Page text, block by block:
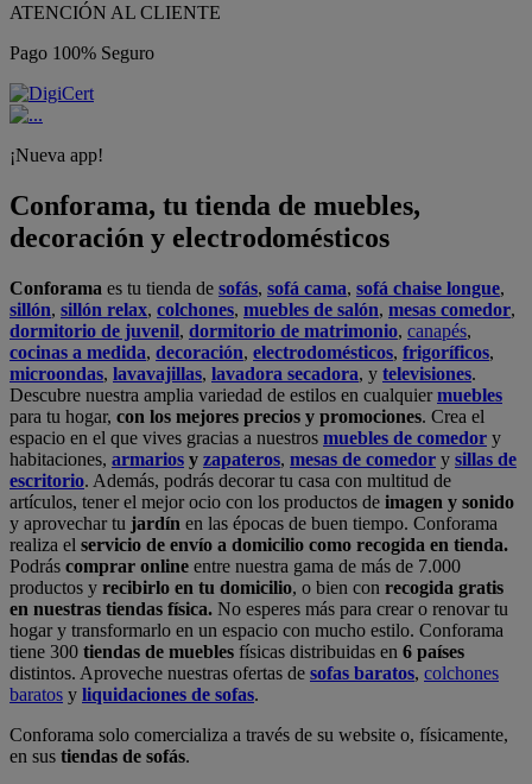
ATENCIÓN AL CLIENTE
Pago 100% Seguro
¡Nueva app!
Conforama, tu tienda de muebles,
decoración y electrodomésticos
Conforama es tu tienda de sofás, sofá cama, sofá chaise longue,
sillón, sillón relax, colchones, muebles de salón, mesas comedor,
dormitorio de juvenil, dormitorio de matrimonio, canapés,
cocinas a medida, decoración, electrodomésticos, frigoríficos,
microondas, lavavajillas, lavadora secadora, y televisiones.
Descubre nuestra amplia variedad de estilos en cualquiermuebles
para tu hogar, con los mejores precios y promociones. Crea el
espacio en el que vives gracias a nuestros muebles de comedor y
habitaciones, armarios y zapateros, mesas de comedor y sillas de
escritorio. Además, podrás decorar tu casa con multitud de
artículos, tener el mejor ocio con los productos de imagen y sonido
y aprovechar tu jardín en las épocas de buen tiempo. Conforama
realiza el servicio de envío a domicilio como recogida en tienda.
Podrás comprar online entre nuestra gama de más de 7.000
productos y recibirlo en tu domicilio, o bien con recogida gratis
en nuestras tiendas física. No esperes más para crear o renovar tu
hogar y transformarlo en un espacio con mucho estilo. Conforama
tiene 300 tiendas de muebles físicas distribuidas en 6 países
distintos. Aproveche nuestras ofertas de sofas baratos, colchones
baratos y liquidaciones de sofas.
Conforama solo comercializa a través de su website o, físicamente,
en sus tiendas de sofás.